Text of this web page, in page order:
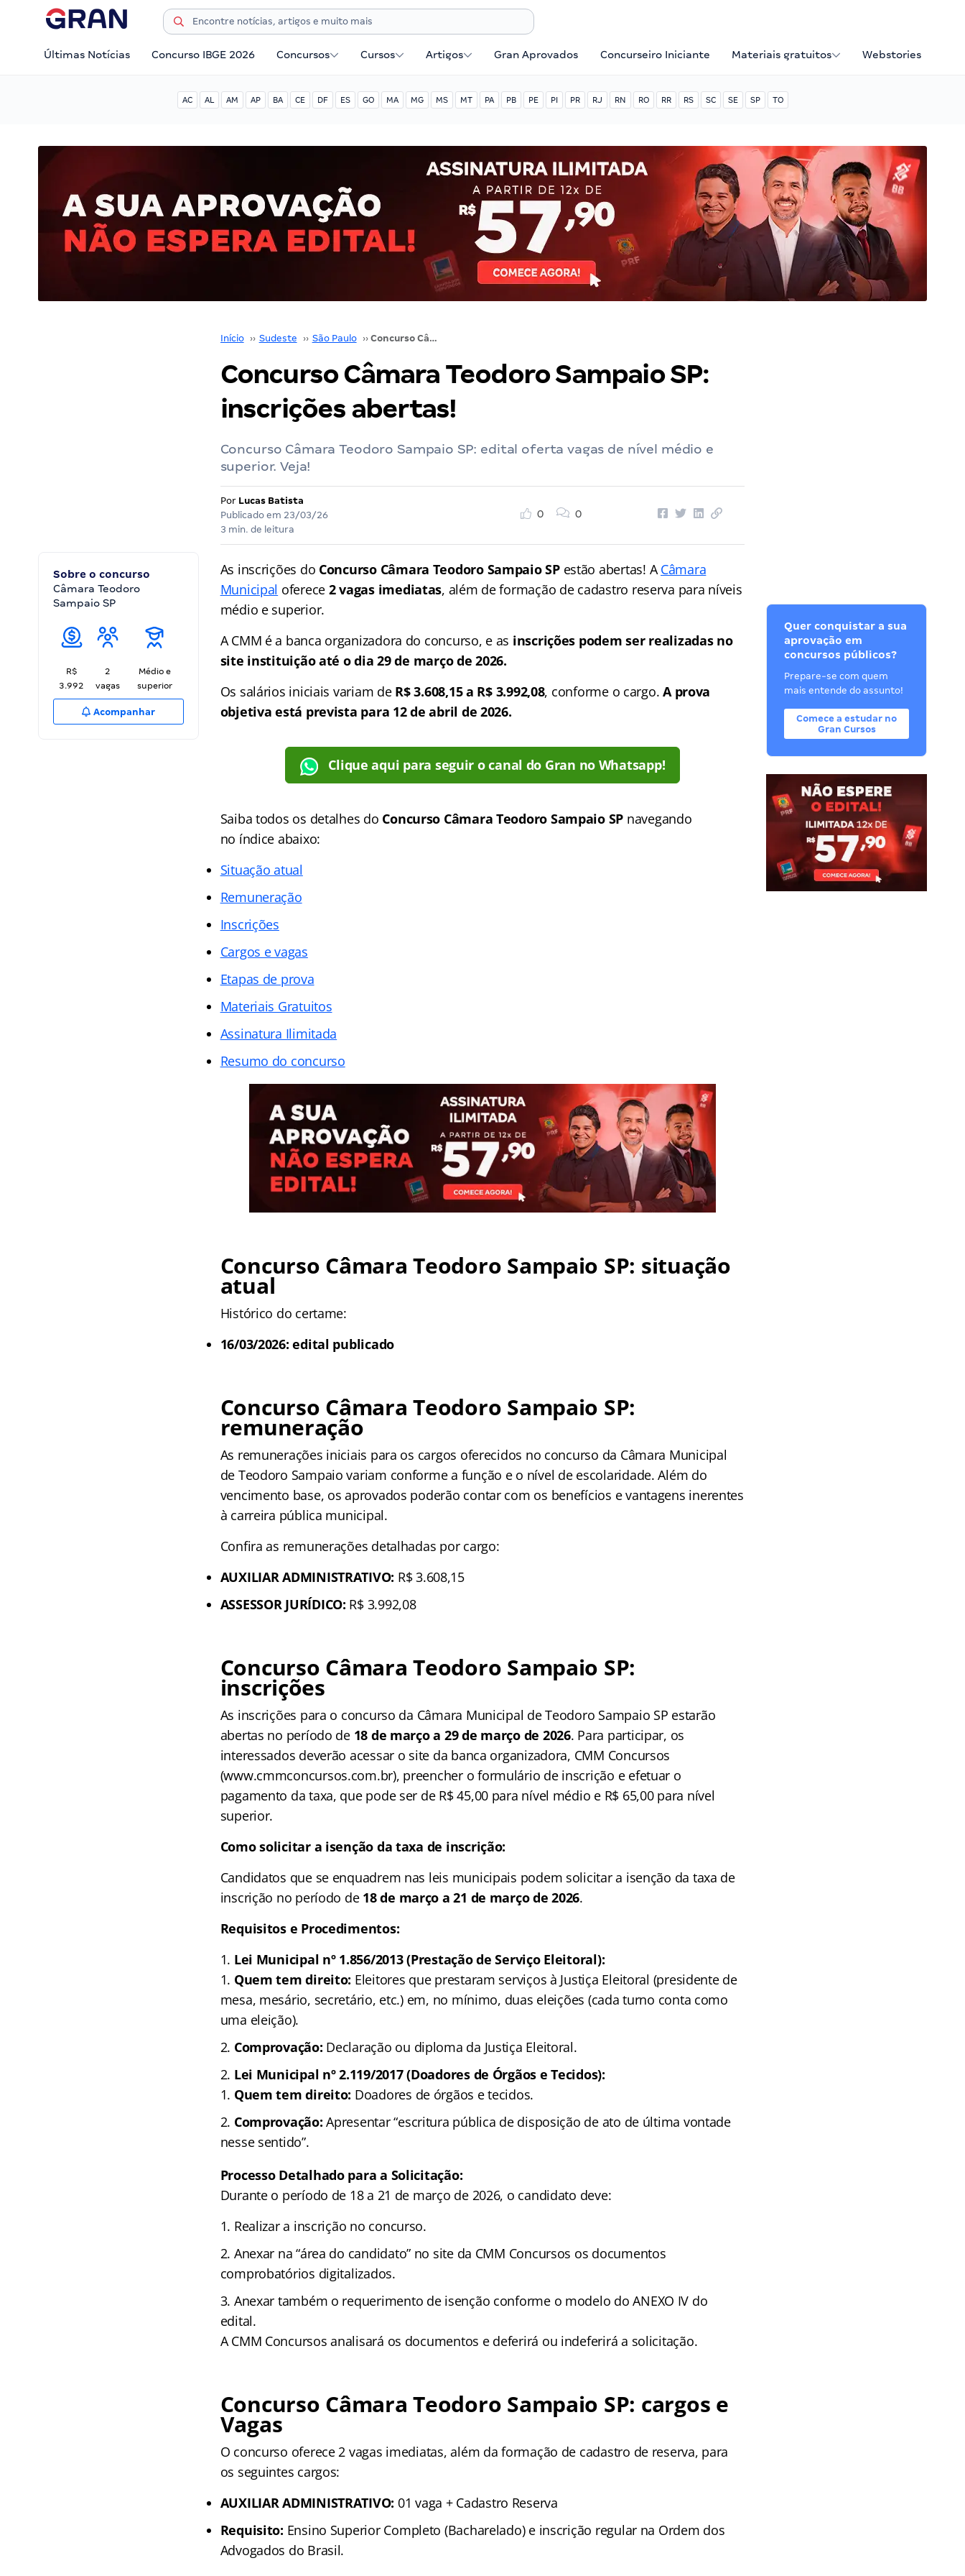
Últimas Notícias Concurso IBGE 2026 Concursos Cursos Artigos Gran Aprovados Concurseiro Iniciante Materiais gratuitos Webstories
AC AL AM AP BA CE DF ES GO MA MG MS MT PA PB PE PI PR RJ RN RO RR RS SC SE SP TO
Início ›› Sudeste ›› São Paulo ›› Concurso Câmara Teodoro Sampaio SP: inscrições abertas!
Concurso Câmara Teodoro Sampaio SP:
inscrições abertas!
Concurso Câmara Teodoro Sampaio SP: edital oferta vagas de nível médio e
superior. Veja!
Por Lucas Batista
Publicado em 23/03/26
3 min. de leitura
0 0
Sobre o concurso
Câmara Teodoro
Sampaio SP
R$
3.992
2
vagas
Médio e
superior
Acompanhar
As inscrições do Concurso Câmara Teodoro Sampaio SPestão abertas! ACâmara
Municipal oferece 2 vagas imediatas, além de formação de cadastro reserva para níveis
médio e superior.
A CMM é a banca organizadora do concurso, e as inscrições podem ser realizadas no
site instituição até o dia 29 de março de 2026.
Os salários iniciais variam de R$ 3.608,15 a R$ 3.992,08, conforme o cargo.A prova
objetiva está prevista para 12 de abril de 2026.
Clique aqui para seguir o canal do Gran no Whatsapp!
Saiba todos os detalhes do Concurso Câmara Teodoro Sampaio SP navegando
no índice abaixo:
Situação atual
Remuneração
Inscrições
Cargos e vagas
Etapas de prova
Materiais Gratuitos
Assinatura Ilimitada
Resumo do concurso
Concurso Câmara Teodoro Sampaio SP: situação
atual
Histórico do certame:
16/03/2026: edital publicado
Concurso Câmara Teodoro Sampaio SP:
remuneração
As remunerações iniciais para os cargos oferecidos no concurso da Câmara Municipal
de Teodoro Sampaio variam conforme a função e o nível de escolaridade. Além do
vencimento base, os aprovados poderão contar com os benefícios e vantagens inerentes
à carreira pública municipal.
Confira as remunerações detalhadas por cargo:
AUXILIAR ADMINISTRATIVO: R$ 3.608,15
ASSESSOR JURÍDICO: R$ 3.992,08
Concurso Câmara Teodoro Sampaio SP:
inscrições
As inscrições para o concurso da Câmara Municipal de Teodoro Sampaio SP estarão
abertas no período de 18 de março a 29 de março de 2026. Para participar, os
interessados deverão acessar o site da banca organizadora, CMM Concursos
(www.cmmconcursos.com.br), preencher o formulário de inscrição e efetuar o
pagamento da taxa, que pode ser de R$ 45,00 para nível médio e R$ 65,00 para nível
superior.
Como solicitar a isenção da taxa de inscrição:
Candidatos que se enquadrem nas leis municipais podem solicitar a isenção da taxa de
inscrição no período de 18 de março a 21 de março de 2026.
Requisitos e Procedimentos:
Lei Municipal nº 1.856/2013 (Prestação de Serviço Eleitoral):
Quem tem direito: Eleitores que prestaram serviços à Justiça Eleitoral (presidente de
mesa, mesário, secretário, etc.) em, no mínimo, duas eleições (cada turno conta como
uma eleição).
Comprovação: Declaração ou diploma da Justiça Eleitoral.
Lei Municipal nº 2.119/2017 (Doadores de Órgãos e Tecidos):
Quem tem direito: Doadores de órgãos e tecidos.
Comprovação: Apresentar “escritura pública de disposição de ato de última vontade
nesse sentido”.
Processo Detalhado para a Solicitação:
Durante o período de 18 a 21 de março de 2026, o candidato deve:
Realizar a inscrição no concurso.
Anexar na “área do candidato” no site da CMM Concursos os documentos
comprobatórios digitalizados.
Anexar também o requerimento de isenção conforme o modelo do ANEXO IV do
edital.
A CMM Concursos analisará os documentos e deferirá ou indeferirá a solicitação.
Concurso Câmara Teodoro Sampaio SP: cargos e
Vagas
O concurso oferece 2 vagas imediatas, além da formação de cadastro de reserva, para
os seguintes cargos:
AUXILIAR ADMINISTRATIVO: 01 vaga + Cadastro Reserva
Requisito: Ensino Superior Completo (Bacharelado) e inscrição regular na Ordem dos
Advogados do Brasil.
Quer conquistar a sua
aprovação em
concursos públicos?
Prepare-se com quem
mais entende do assunto!
Comece a estudar no
Gran Cursos